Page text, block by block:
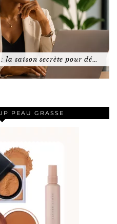
la saison secrète pour dé…
PEAU GRASSE